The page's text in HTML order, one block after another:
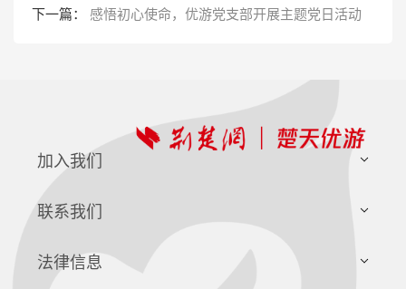
下一篇： 感悟初心使命，优游党支部开展主题党日活动
加入我们
社会招聘
联系我们
客服热线
法律信息